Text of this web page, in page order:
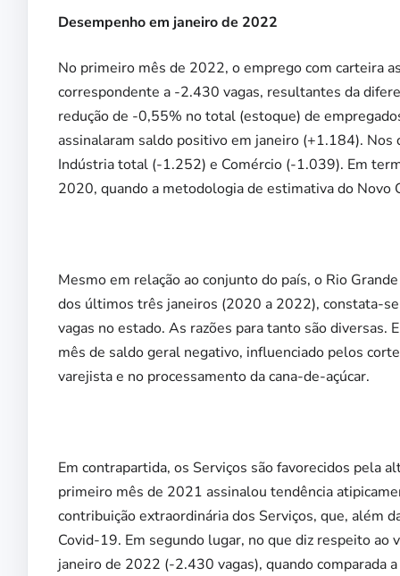
Desempenho em janeiro de 2022
No primeiro mês de 2022, o emprego com carteira
correspondente a -2.430 vagas, resultantes da
redução de -0,55% no total (estoque) de
assinalaram saldo positivo em janeiro (+1.184).
Indústria total (-1.252) e Comércio (-1.039). Em
2020, quando a metodologia de estimativa do Novo
Mesmo em relação ao conjunto do país, o Rio
dos últimos três janeiros (2020 a 2022), constata-
vagas no estado. As razões para tanto são
mês de saldo geral negativo, influenciado pelos
varejista e no processamento da cana-de-açúcar.
Em contrapartida, os Serviços são favorecidos pela
primeiro mês de 2021 assinalou tendência
contribuição extraordinária dos Serviços, que, além
Covid-19. Em segundo lugar, no que diz respeito
janeiro de 2022 (-2.430 vagas), quando